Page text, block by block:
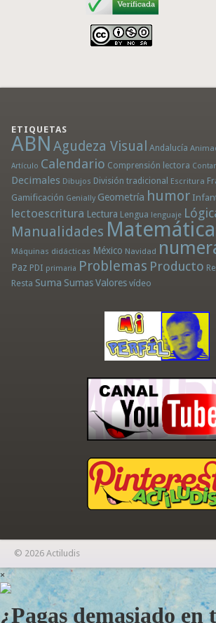
ETIQUETAS
ABN Agudeza Visual Andalucía
Artículo Calendario Comprensión lectora Contar
Decimales Dibujos División tradicional Escritura
Gamificación Genially Geometría humor
lectoescritura Lectura Lengua lenguaje
Manualidades
Máquinas didácticas México Navidad
Paz PDI primaria Problemas Producto
Resta Suma Sumas Valores vídeo
© 2026 Actiludis
×
¿Pagas demasiado